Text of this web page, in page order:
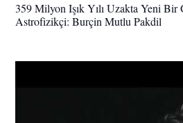
359 Milyon Işık Yılı Uzakta Yeni Bir
Astrofizikçi: Burçin Mutlu Pakdil